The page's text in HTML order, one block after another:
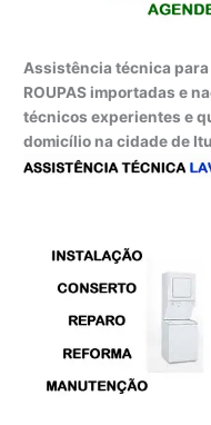
Assistência técnica para
ROUPAS importadas e
técnicos experientes e
domicílio na cidade de